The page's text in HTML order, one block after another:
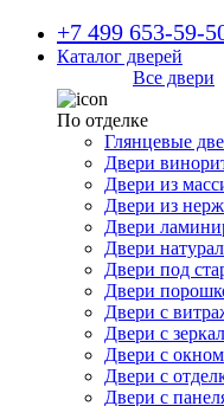
+7 499 653-59-
Каталог дверей
Все двери
По отделке
Глянцевые
Двери
Двери из
Двери из
Двери
Двери
Двери под
Двери
Двери с
Двери с
Двери с окном
Двери с
Двери с